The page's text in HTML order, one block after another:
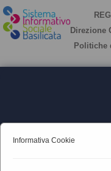
Direzione
Politiche
Informativa Cookie